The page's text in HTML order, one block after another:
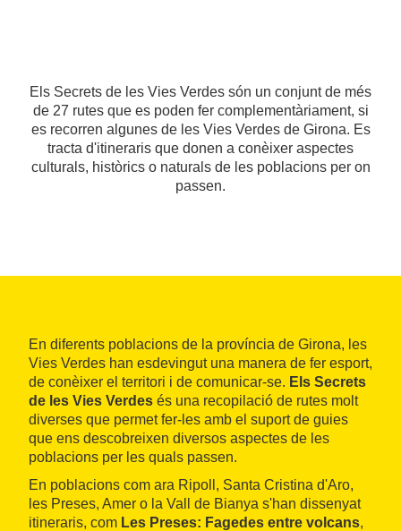
Els Secrets de les Vies Verdes són un conjunt de més
de 27 rutes que es poden fer complementàriament, si
es recorren algunes de les Vies Verdes de Girona. Es
tracta d'itineraris que donen a conèixer aspectes
culturals, històrics o naturals de les poblacions per on
passen.
En diferents poblacions de la província de Girona, les
Vies Verdes han esdevingut una manera de fer esport,
de conèixer el territori i de comunicar-se. Els Secrets
de les Vies Verdes és una recopilació de rutes molt
diverses que permet fer-les amb el suport de guies
que ens descobreixen diversos aspectes de les
poblacions per les quals passen.
En poblacions com ara Ripoll, Santa Cristina d'Aro,
les Preses, Amer o la Vall de Bianya s'han dissenyat
itineraris, com Les Preses: Fagedes entre volcans,